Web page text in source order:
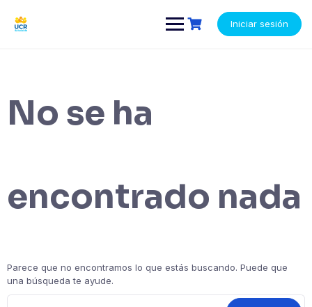
contenido
Iniciar sesión
No se ha
encontrado nada
Parece que no encontramos lo que estás buscando. Puede que
una búsqueda te ayude.
Buscar: